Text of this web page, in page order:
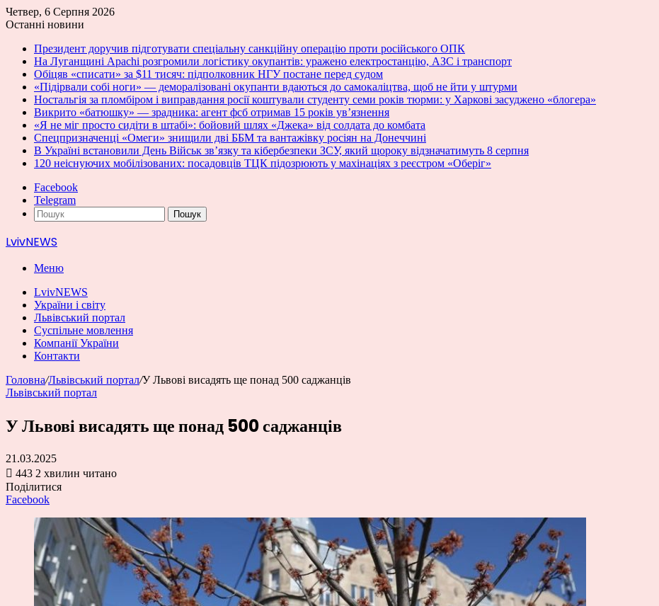
Четвер, 6 Серпня 2026
Останні новини
Президент доручив підготувати спеціальну санкційну операцію проти російського ОПК
На Луганщині Apachi розгромили логістику окупантів: уражено електростанцію, АЗС і транспорт
Обіцяв «списати» за $11 тисяч: підполковник НГУ постане перед судом
«Підірвали собі ноги» — деморалізовані окупанти вдаються до самокаліцтва, щоб не йти у штурми
Ностальгія за пломбіром і виправдання росії коштували студенту семи років тюрми: у Харкові засуджено «блогера»
Викрито «батюшку» — зрадника: агент фсб отримав 15 років ув’язнення
«Я не міг просто сидіти в штабі»: бойовий шлях «Джека» від солдата до комбата
Спецпризначенці «Омеги» знищили дві ББМ та вантажівку росіян на Донеччині
В Україні встановили День Військ зв’язку та кібербезпеки ЗСУ, який щороку відзначатимуть 8 серпня
120 неіснуючих мобілізованих: посадовців ТЦК підозрюють у махінаціях з реєстром «Оберіг»
Facebook
Telegram
Пошук
LvivNEWS
Меню
LvivNEWS
України і світу
Львівський портал
Суспільне мовлення
Компанії України
Контакти
Головна/Львівський портал/У Львові висадять ще понад 500 саджанців
Львівський портал
У Львові висадять ще понад 500 саджанців
21.03.2025
443 2 хвилин читано
Поділитися
Facebook